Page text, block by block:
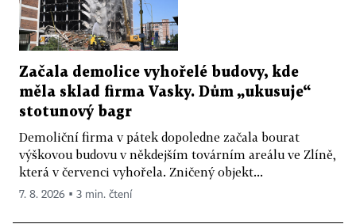
Začala demolice vyhořelé budovy, kde
měla sklad firma Vasky. Dům „ukusuje“
stotunový bagr
Demoliční firma v pátek dopoledne začala bourat
výškovou budovu v někdejším továrním areálu ve Zlíně,
která v červenci vyhořela. Zničený objekt...
7. 8. 2026 ▪ 3 min. čtení